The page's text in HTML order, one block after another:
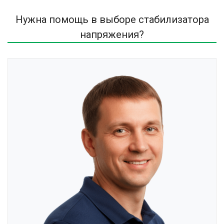
Нужна помощь в выборе стабилизатора
напряжения?